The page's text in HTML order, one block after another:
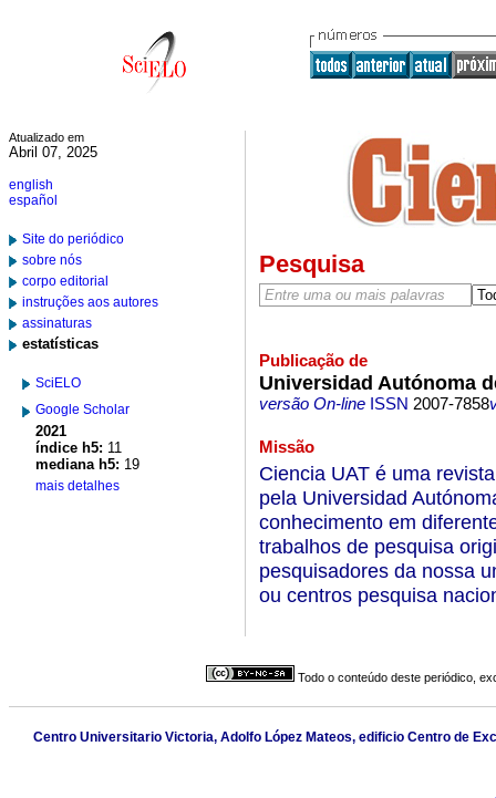
Atualizado em
Abril 07, 2025
english
español
Site do periódico
sobre nós
corpo editorial
instruções aos autores
assinaturas
estatísticas
SciELO
Google Scholar
2021
índice h5: 11
mediana h5: 19
mais detalhes
Pesquisa
Publicação de
Universidad Autónoma
versão On-lineISSN 2007-7858
Missão
Ciencia UAT é uma
pela Universidad
conhecimento em
trabalhos de pesquisa
pesquisadores da nossa
ou centros pesquisa
Todo o conteúdo deste periódico,
Centro Universitario Victoria, Adolfo López Mateos, edificio Centro de